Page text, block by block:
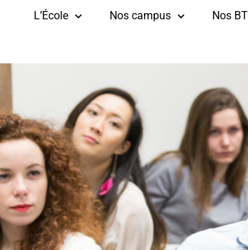
L’École Nos campus Nos